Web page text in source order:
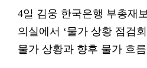
4일 김웅 한국은행 부총재
의실에서 ‘물가 상황 점검
물가 상황과 향후 물가 흐